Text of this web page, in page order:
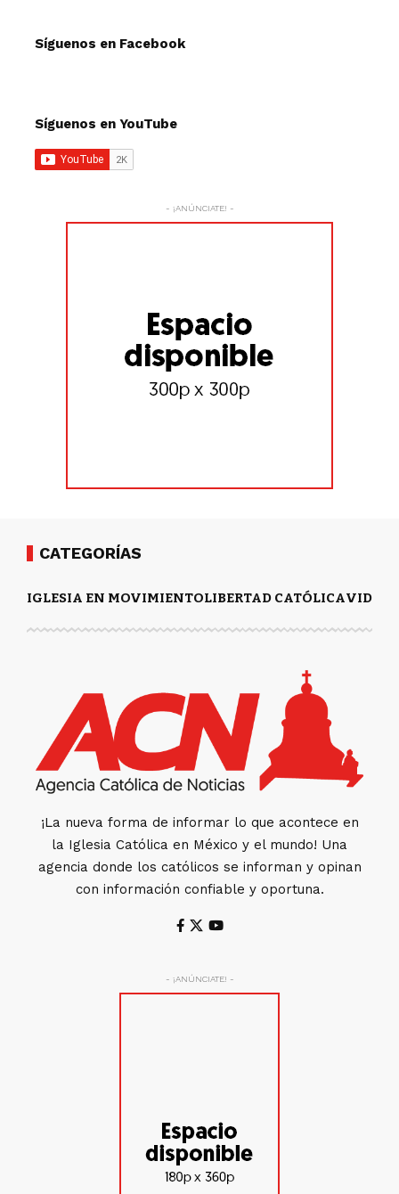
Síguenos en Facebook
Síguenos en YouTube
- ¡ANÚNCIATE! -
CATEGORÍAS
IGLESIA EN MOVIMIENTOLIBERTAD CATÓLICAVIDA
¡La nueva forma de informar lo que acontece en
la Iglesia Católica en México y el mundo! Una
agencia donde los católicos se informan y opinan
con información confiable y oportuna.
- ¡ANÚNCIATE! -